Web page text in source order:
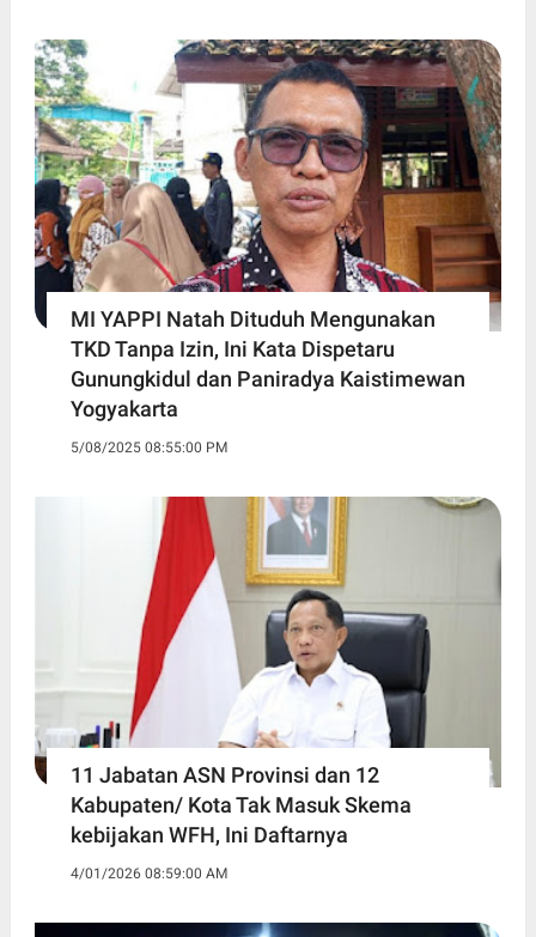
MI YAPPI Natah Dituduh Mengunakan
TKD Tanpa Izin, Ini Kata Dispetaru
Gunungkidul dan Paniradya Kaistimewan
Yogyakarta
5/08/2025 08:55:00 PM
11 Jabatan ASN Provinsi dan 12
Kabupaten/ Kota Tak Masuk Skema
kebijakan WFH, Ini Daftarnya ‎
4/01/2026 08:59:00 AM